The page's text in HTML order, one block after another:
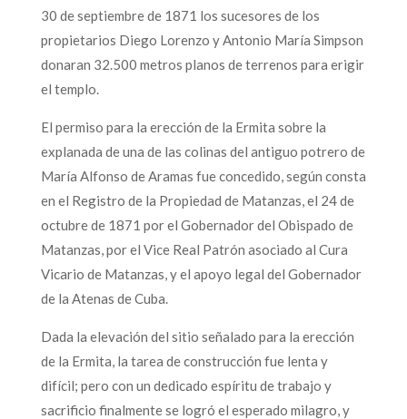
30 de septiembre de 1871 los sucesores de los
propietarios Diego Lorenzo y Antonio María Simpson
donaran 32.500 metros planos de terrenos para erigir
el templo.
El permiso para la erección de la Ermita sobre la
explanada de una de las colinas del antiguo potrero de
María Alfonso de Aramas fue concedido, según consta
en el Registro de la Propiedad de Matanzas, el 24 de
octubre de 1871 por el Gobernador del Obispado de
Matanzas, por el Vice Real Patrón asociado al Cura
Vicario de Matanzas, y el apoyo legal del Gobernador
de la Atenas de Cuba.
Dada la elevación del sitio señalado para la erección
de la Ermita, la tarea de construcción fue lenta y
difícil; pero con un dedicado espíritu de trabajo y
sacrificio finalmente se logró el esperado milagro, y